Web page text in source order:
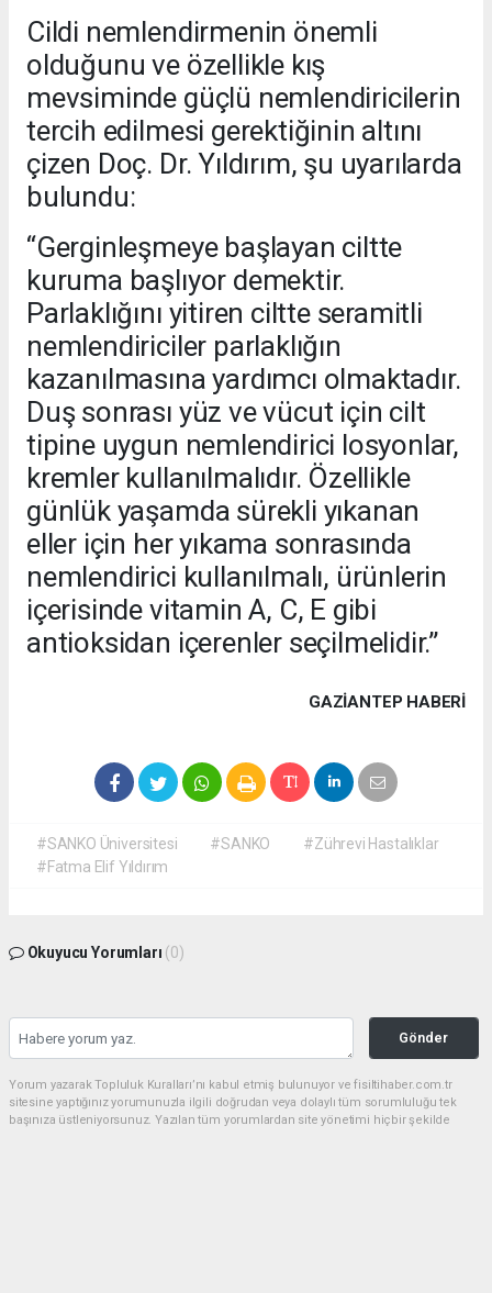
Cildi nemlendirmenin önemli
olduğunu ve özellikle kış
mevsiminde güçlü nemlendiricilerin
tercih edilmesi gerektiğinin altını
çizen Doç. Dr. Yıldırım, şu uyarılarda
bulundu:
“Gerginleşmeye başlayan ciltte
kuruma başlıyor demektir.
Parlaklığını yitiren ciltte seramitli
nemlendiriciler parlaklığın
kazanılmasına yardımcı olmaktadır.
Duş sonrası yüz ve vücut için cilt
tipine uygun nemlendirici losyonlar,
kremler kullanılmalıdır. Özellikle
günlük yaşamda sürekli yıkanan
eller için her yıkama sonrasında
nemlendirici kullanılmalı, ürünlerin
içerisinde vitamin A, C, E gibi
antioksidan içerenler seçilmelidir.”
GAZIANTEP HABERİ
#SANKO Üniversitesi #SANKO
#Zührevi Hastalıklar
#Fatma Elif Yıldırım
Okuyucu Yorumları (0)
Gönder
Yorum yazarak Topluluk Kuralları’nı kabul etmiş bulunuyor ve fisiltihaber.com.tr
sitesine yaptığınız yorumunuzla ilgili doğrudan veya dolaylı tüm sorumluluğu tek
başınıza üstleniyorsunuz. Yazılan tüm yorumlardan site yönetimi hiçbir şekilde